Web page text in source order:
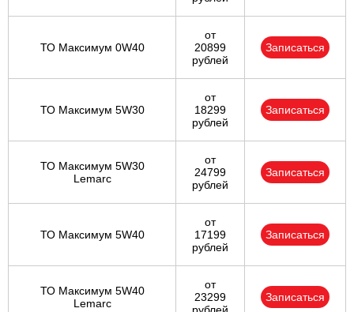
ТО Максимум 0W40
от
20899
рублей
Записаться
ТО Максимум 5W30
от
18299
рублей
Записаться
ТО Максимум 5W30
Lemarc
от
24799
рублей
Записаться
ТО Максимум 5W40
от
17199
рублей
Записаться
ТО Максимум 5W40
Lemarc
от
23299
Записаться